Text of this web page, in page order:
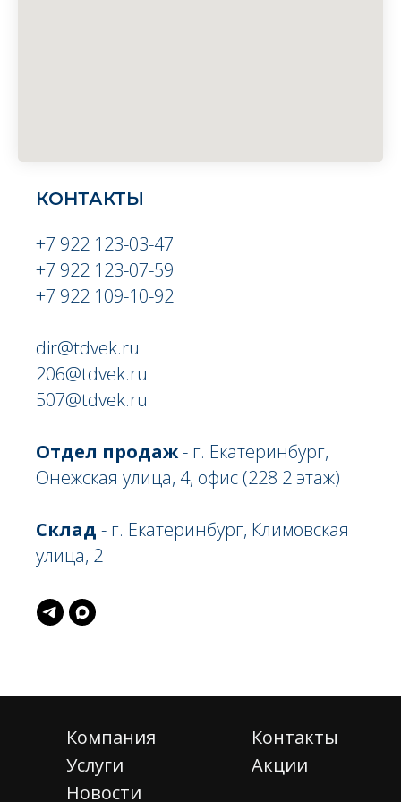
КОНТАКТЫ
+7 922 123-03-47
+7 922 123-07-59
+7 922 109-10-92
dir@tdvek.ru
206@tdvek.ru
507@tdvek.ru
Отдел продаж- г. Екатеринбург,
Онежская улица, 4, офис (228 2 этаж)
Склад - г. Екатеринбург, Климовская
улица, 2
Компания
Услуги
Новости
Контакты
Акции